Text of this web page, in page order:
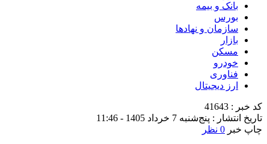
بانک و بیمه
بورس
سازمان و نهادها
بازار
مسکن
خودرو
فناوری
ارز دیجیتال
کد خبر : 41643
تاریخ انتشار : پنج‌شنبه 7 خرداد 1405 - 11:46
چاپ خبر 0 نظر